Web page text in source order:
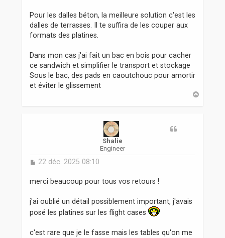
Pour les dalles béton, la meilleure solution c'est les
dalles de terrasses. Il te suffira de les couper aux
formats des platines.
Dans mon cas j'ai fait un bac en bois pour cacher
ce sandwich et simplifier le transport et stockage
Sous le bac, des pads en caoutchouc pour amortir
et éviter le glissement
Shalie
Engineer
M
s
g
e
22 déc. 2025 08:10
merci beaucoup pour tous vos retours !
j'ai oublié un détail possiblement important, j'avais
posé les platines sur les flight cases
c'est rare que je le fasse mais les tables qu'on me